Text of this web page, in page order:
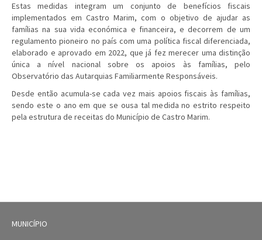
Estas medidas integram um conjunto de benefícios fiscais
implementados em Castro Marim, com o objetivo de ajudar as
famílias na sua vida económica e financeira, e decorrem de um
regulamento pioneiro no país com uma política fiscal diferenciada,
elaborado e aprovado em 2022, que já fez merecer uma distinção
única a nível nacional sobre os apoios às famílias, pelo
Observatório das Autarquias Familiarmente Responsáveis.
Desde então acumula-se cada vez mais apoios fiscais às famílias,
sendo este o ano em que se ousa tal medida no estrito respeito
pela estrutura de receitas do Município de Castro Marim.
MUNICÍPIO